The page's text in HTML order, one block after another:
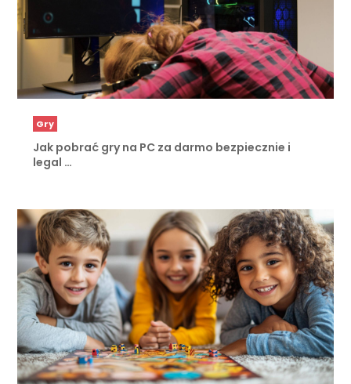
Gry
Jak pobrać gry na PC za darmo bezpiecznie i
legal …